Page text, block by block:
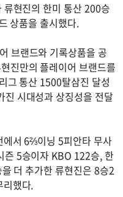
현진의 한미 통산 200승
상품을 출시했다.
브랜드와 기록상품을 공
진만의 플레이어 브랜드를
그 통산 1500탈삼진 달성
진 시대성과 상징성을 전달
에서 6⅔이닝 5피안타 무사
즌 5승이자 KBO 122승, 한
더 추가한 류현진은 8승2
했다.